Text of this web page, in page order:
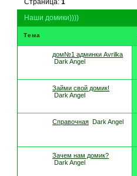
Наши домики))))
Тема
дом№1 админки Avrilka
Dark Angel
Займи свой домик!
Dark Angel
Справочная Dark Angel
Зачем нам домик?
Dark Angel